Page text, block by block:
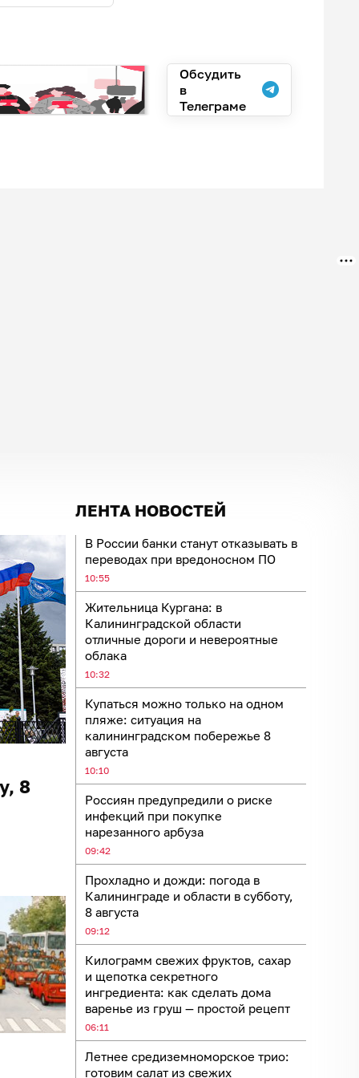
Обсудить
в
Телеграме
ЛЕНТА НОВОСТЕЙ
В России банки станут отказывать в
переводах при вредоносном ПО
10:55
Жительница Кургана: в
Калининградской области
отличные дороги и невероятные
облака
10:32
Купаться можно только на одном
пляже: ситуация на
калининградском побережье 8
августа
10:10
Россиян предупредили о риске
инфекций при покупке
нарезанного арбуза
09:42
Прохладно и дожди: погода в
Калининграде и области в субботу,
8 августа
09:12
Килограмм свежих фруктов, сахар
и щепотка секретного
ингредиента: как сделать дома
варенье из груш — простой рецепт
06:11
Летнее средиземноморское трио:
готовим салат из свежих
8